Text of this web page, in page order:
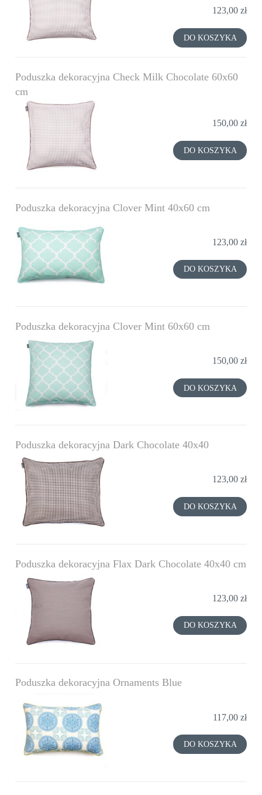
123,00 zł
DO KOSZYKA
Poduszka dekoracyjna Check Milk Chocolate 60x60
cm
150,00 zł
DO KOSZYKA
Poduszka dekoracyjna Clover Mint 40x60 cm
123,00 zł
DO KOSZYKA
Poduszka dekoracyjna Clover Mint 60x60 cm
150,00 zł
DO KOSZYKA
Poduszka dekoracyjna Dark Chocolate 40x40
123,00 zł
DO KOSZYKA
Poduszka dekoracyjna Flax Dark Chocolate 40x40 cm
123,00 zł
DO KOSZYKA
Poduszka dekoracyjna Ornaments Blue
117,00 zł
DO KOSZYKA